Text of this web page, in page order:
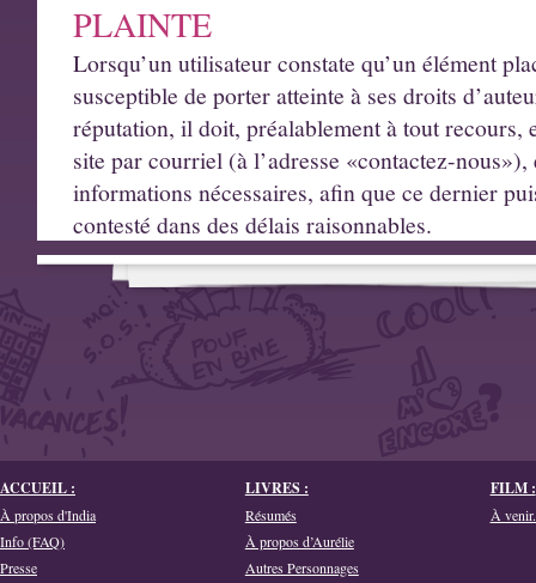
PLAINTE
Lorsqu’un utilisateur constate qu’un élément
susceptible de porter atteinte à ses droits
réputation, il doit, préalablement à tout recours,
site par courriel (à l’adresse «contactez-
informations nécessaires, afin que ce dernier
contesté dans des délais raisonnables.
ACCUEIL :
À propos d'India
Info (FAQ)
Presse
LIVRES :
Résumés
À propos d’Aurélie
Autres Personnages
FILM :
À